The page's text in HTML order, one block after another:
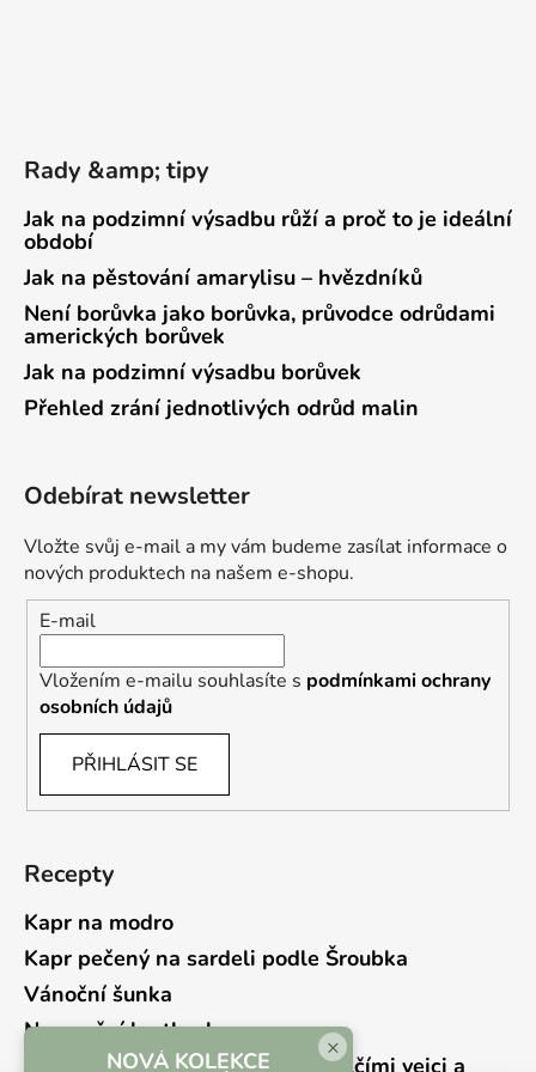
Rady &amp; tipy
Jak na podzimní výsadbu růží a proč to je ideální
období
Jak na pěstování amarylisu – hvězdníků
Není borůvka jako borůvka, průvodce odrůdami
amerických borůvek
Jak na podzimní výsadbu borůvek
Přehled zrání jednotlivých odrůd malin
Odebírat newsletter
Vložte svůj e-mail a my vám budeme zasílat informace o
nových produktech na našem e-shopu.
E-mail
Vložením e-mailu souhlasíte s podmínkami ochrany
osobních údajů
PŘIHLÁSIT SE
Recepty
Kapr na modro
Kapr pečený na sardeli podle Šroubka
Vánoční šunka
Novoroční hrstkovka
Lehký bramborový salát s křepelčími vejci a
×
NOVÁ KOLEKCE